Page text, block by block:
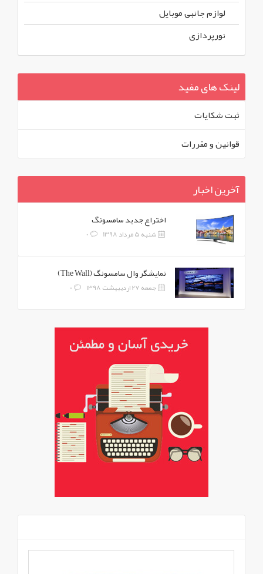
لوازم جانبی موبایل
نورپردازی
لینک های مفید
ثبت شکايات
قوانين و مقررات
آخرین اخبار
اختراع جدید سامسونگ
شنبه 5 مرداد 1398 0
نمایشگر وال سامسونگ (The Wall)
جمعه 27 اردیبهشت 1398 0